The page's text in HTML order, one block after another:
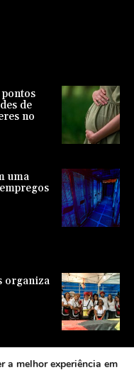
de
no
uma
organiza
da
a melhor experiência em